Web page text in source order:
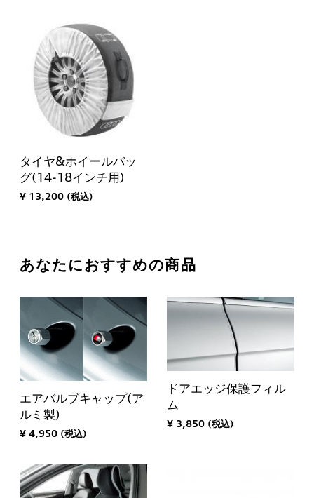
タイヤ&ホイールバッ
グ(14-18インチ用)
¥ 13,200 (税込)
あなたにおすすめの商品
エアバルブキャップ(ア
ルミ製)
¥ 4,950 (税込)
ドアエッジ保護フィル
ム
¥ 3,850 (税込)